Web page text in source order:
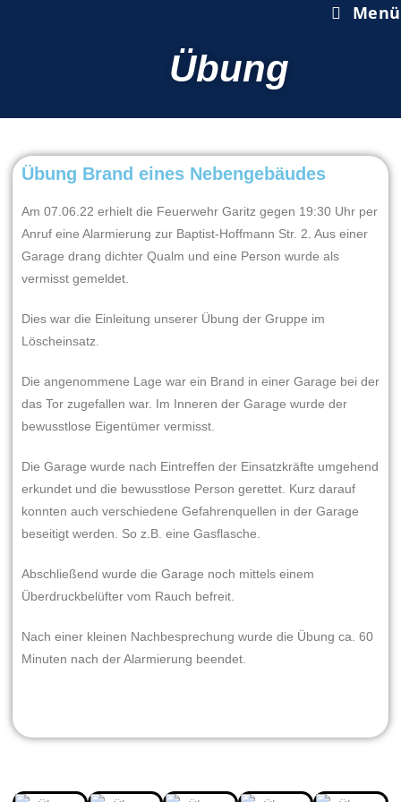
Menü
Übung
Übung Brand eines Nebengebäudes
Am 07.06.22 erhielt die Feuerwehr Garitz gegen 19:30 Uhr per
Anruf eine Alarmierung zur Baptist-Hoffmann Str. 2. Aus einer
Garage drang dichter Qualm und eine Person wurde als
vermisst gemeldet.
Dies war die Einleitung unserer Übung der Gruppe im
Löscheinsatz.
Die angenommene Lage war ein Brand in einer Garage bei der
das Tor zugefallen war. Im Inneren der Garage wurde der
bewusstlose Eigentümer vermisst.
Die Garage wurde nach Eintreffen der Einsatzkräfte umgehend
erkundet und die bewusstlose Person gerettet. Kurz darauf
konnten auch verschiedene Gefahrenquellen in der Garage
beseitigt werden. So z.B. eine Gasflasche.
Abschließend wurde die Garage noch mittels einem
Überdruckbelüfter vom Rauch befreit.
Nach einer kleinen Nachbesprechung wurde die Übung ca. 60
Minuten nach der Alarmierung beendet.